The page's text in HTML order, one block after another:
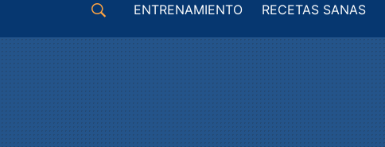
ENTRENAMIENTO RECETAS SANAS